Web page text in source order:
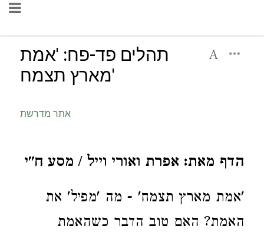
תהלים פד-פח: 'אמת
מארץ תצמח'
אתר מדרשת
הדף מאת: אפרת ואורי וייל / מסע ח"י
'אמת מארץ תצמח' - מה 'מפיל' את
האמת? האם טוב הדבר כשהאמת